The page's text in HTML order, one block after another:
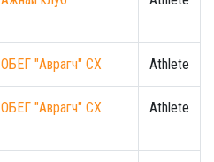
ОБЕГ "Аврагч" СХ Athlete
ОБЕГ "Аврагч" СХ Athlete